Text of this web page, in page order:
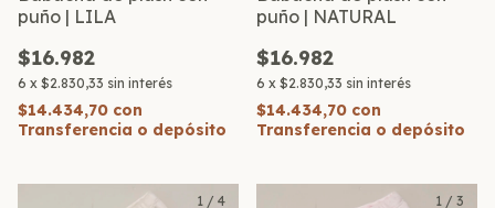
puño | LILA
$16.982
6 x $2.830,33 sin interés
$14.434,70 con
Transferencia o depósito
puño | NATURAL
$16.982
6 x $2.830,33 sin interés
$14.434,70 con
Transferencia o depósito
1 / 4 1 / 3